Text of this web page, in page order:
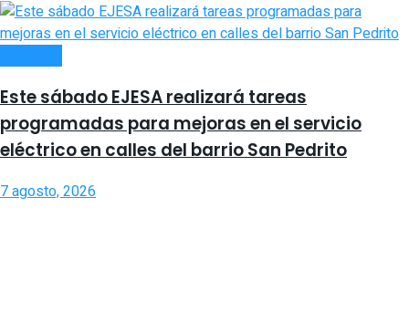
Este sábado EJESA realizará tareas
programadas para mejoras en el servicio
eléctrico en calles del barrio San Pedrito
7 agosto, 2026